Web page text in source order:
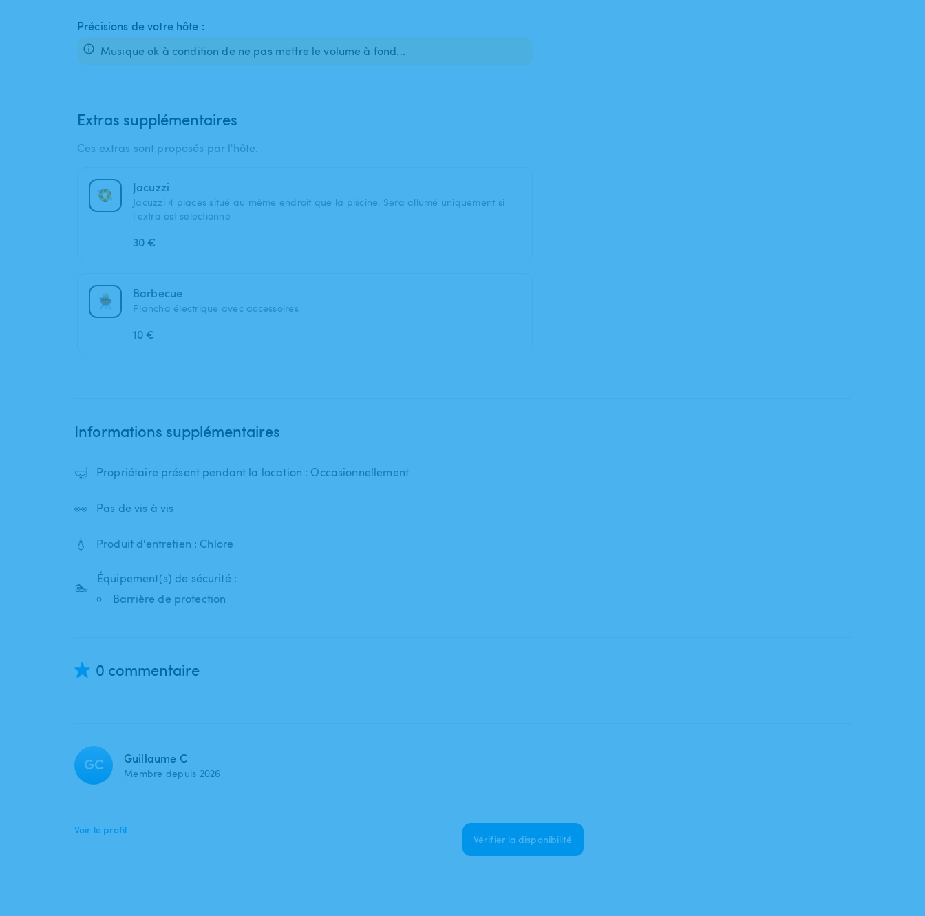
Précisions de votre hôte :
Musique ok à condition de ne pas mettre le volume à fond...
Extras supplémentaires
Ces extras sont proposés par l'hôte.
Jacuzzi
Jacuzzi 4 places situé au même endroit que la piscine. Sera allumé uniquement si
l'extra est sélectionné
30 €
Barbecue
Plancha électrique avec accessoires
10 €
Informations supplémentaires
🤿 Propriétaire présent pendant la location : Occasionnellement
👀 Pas de vis à vis
💧 Produit d'entretien : Chlore
🏊
Équipement(s) de sécurité :
Barrière de protection
0 commentaire
GC Guillaume C
Membre depuis 2026
Voir le profil
Vérifier la disponibilité